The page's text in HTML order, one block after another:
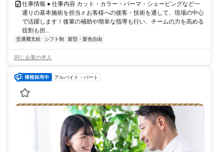
仕事情報 ● 仕事内容 カット・カラー・パーマ・シェービングなど一
通りの基本施術を担当♬お客様への接客・技術を通して、現場の中心
で活躍します！後輩の補助や簡単な指導も行い、チームの力を高める
役割も担...
交通費支給 シフト制 髪型・髪色自由
同じ企業の求人
アルバイト・パート